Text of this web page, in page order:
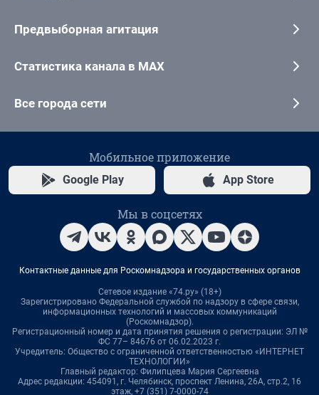
Предвыборная агитация
Статистика канала в MAX
Все города сети
Мобильное приложение
Google Play App Store
Мы в соцсетях
Контактные данные для Роскомнадзора и государственных органов
Сетевое издание «74.ру» (18+)
Зарегистрировано Федеральной службой по надзору в сфере связи,
информационных технологий и массовых коммуникаций
(Роскомнадзор).
Регистрационный номер и дата принятия решения о регистрации: ЭЛ №
ФС 77– 84676 от 06.02.2023 г.
Учредитель: Общество с ограниченной ответственностью «ИНТЕРНЕТ
ТЕХНОЛОГИИ»
Главный редактор: Филипцева Мария Сергеевна
Адрес редакции: 454091, г. Челябинск, проспект Ленина, 26А, стр.2, 16
этаж, +7 (351) 7-0000-74